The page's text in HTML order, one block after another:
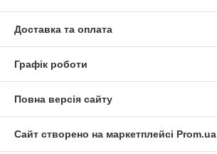
Доставка та оплата
Графік роботи
Повна версія сайту
Сайт створено на маркетплейсі Prom.ua